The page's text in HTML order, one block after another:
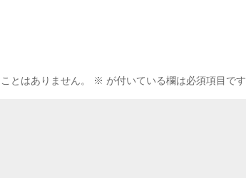
とはありません。 ※ が付いている欄は必須項目です